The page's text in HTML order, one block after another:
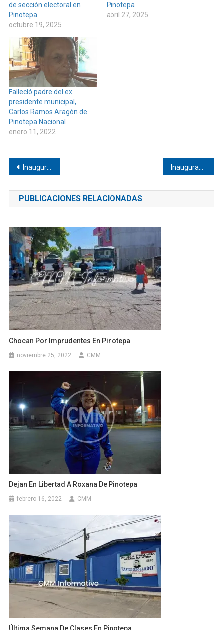
de sección electoral en
Pinotepa
octubre 19, 2025
Pinotepa
abril 27, 2025
Falleció padre del ex
presidente municipal,
Carlos Ramos Aragón de
Pinotepa Nacional
enero 11, 2022
Navegación
de
entradas
Inauguración de Fragmentos en Pinotepa
PUBLICACIONES RELACIONADAS
Chocan Por Imprudentes En Pinotepa
noviembre 25, 2022 CMM
Dejan En Libertad A Roxana De Pinotepa
febrero 16, 2022 CMM
Última Semana De Clases En Pinotepa